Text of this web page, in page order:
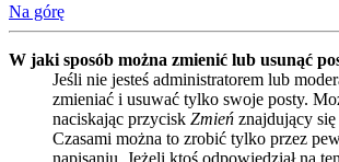
Na górę
W jaki sposób można zmienić lub usunąć
Jeśli nie jesteś administratorem lub
zmieniać i usuwać tylko swoje posty.
naciskając przycisk Zmień znajdujący
Czasami można to zrobić tylko przez
napisaniu. Jeżeli ktoś odpowiedział na